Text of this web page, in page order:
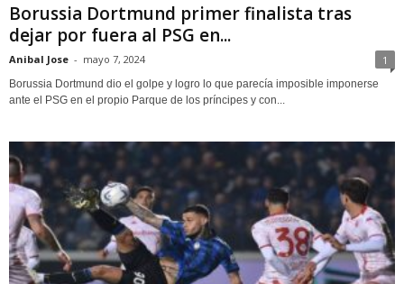
Borussia Dortmund primer finalista tras
dejar por fuera al PSG en...
Anibal Jose - mayo 7, 2024 1
Borussia Dortmund dio el golpe y logro lo que parecía imposible imponerse
ante el PSG en el propio Parque de los príncipes y con...